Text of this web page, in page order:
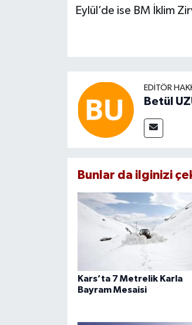
Eylül’de ise BM İklim
EDITÖR
Betül
Bunlar da ilginizi
Kars’ta 7 Metrelik Karla
Bayram Mesaisi